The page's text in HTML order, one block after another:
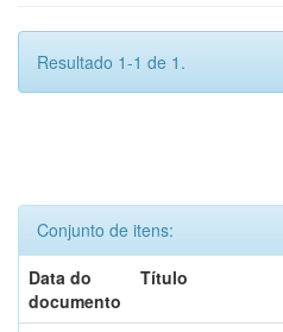
Resultado 1-1 de 1.
Conjunto de itens:
Data do
documento
Título